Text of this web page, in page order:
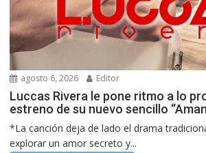
agosto 6, 2026 Editor
Luccas Rivera le pone ritmo a lo
estreno de su nuevo sencillo
*La canción deja de lado el drama
explorar un amor secreto y...